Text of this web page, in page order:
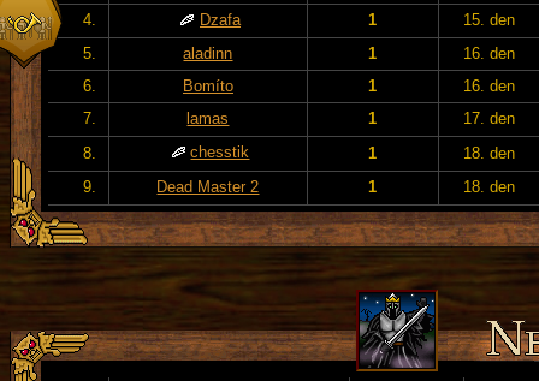
4.
Dzafa 1
15. den
5.
aladinn 1
16. den
6.
Bomíto 1
16. den
7.
lamas 1
17. den
8.
chesstik 1
18. den
9.
Dead Master 2 1 18. den